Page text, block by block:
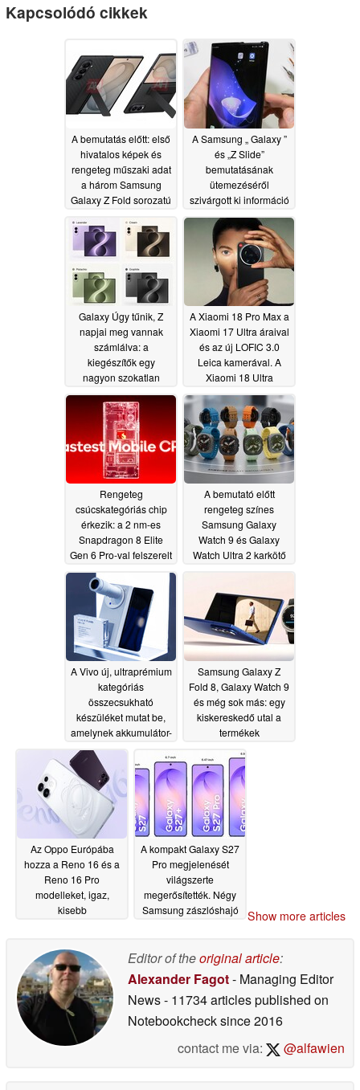
Kapcsolódó cikkek
A bemutatás előtt: első
hivatalos képek és
rengeteg műszaki adat
a három Samsung
Galaxy Z Fold sorozatú
A Samsung „ Galaxy ”
és „Z Slide”
bemutatásának
ütemezéséről
szivárgott ki információ
06/30/2026
Galaxy Úgy tűnik, Z
napjai meg vannak
számlálva: a
kiegészítők egy
nagyon szokatlan
nevet sejtetnek a
Samsung iPhone Ultra-
val versengő
készülékére
vonatkozóan06/29/2026
A Xiaomi 18 Pro Max a
Xiaomi 17 Ultra áraival
és az új LOFIC 3.0
Leica kamerával. A
Xiaomi 18 Ultra
mégsem tűnt el – állítja
egy informátor06/28/2026
Rengeteg
csúcskategóriás chip
érkezik: a 2 nm-es
Snapdragon 8 Elite
Gen 6 Pro-val felszerelt
zászlóshajó modellek
valószínűleg rendkívül
drágák lesznek
06/28/2026
A bemutató előtt
rengeteg színes
Samsung Galaxy
Watch 9 és Galaxy
Watch Ultra 2 karkötő
06/27/2026
A Vivo új, ultraprémium
kategóriás
összecsukható
készüléket mutat be,
amelynek akkumulátor-
teljesítménye
felülmúlja a Galaxy -es
Z Fold 7-ét; a globális
piacra dobás is
megerősítést nyert
06/27/2026
Samsung Galaxy Z
Fold 8, Galaxy Watch 9
és még sok más: egy
kiskereskedő utal a
termékek
06/26/2026
Az Oppo Európába
hozza a Reno 16 és a
Reno 16 Pro
modelleket, igaz,
kisebb
A kompakt Galaxy S27
Pro megjelenését
világszerte
megerősítették. Négy
Samsung zászlóshajó
Show more articles
Editor of theoriginal article:
Alexander Fagot- Managing Editor
News- 11734 articles published on
Notebookchecksince 2016
contact me via:
@alfawien